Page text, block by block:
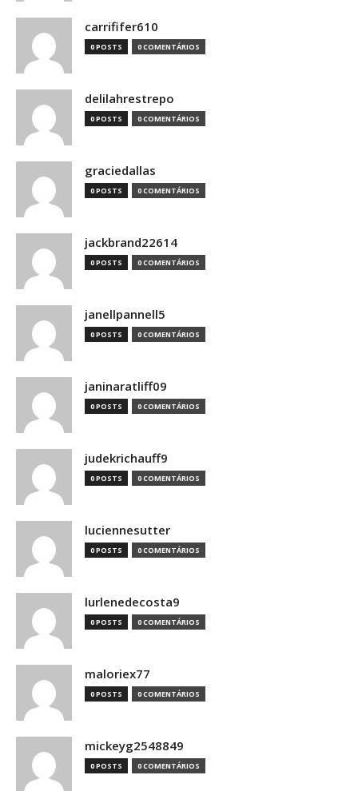
carrififer610
0 POSTS 0 COMENTÁRIOS
delilahrestrepo
0 POSTS 0 COMENTÁRIOS
graciedallas
0 POSTS 0 COMENTÁRIOS
jackbrand22614
0 POSTS 0 COMENTÁRIOS
janellpannell5
0 POSTS 0 COMENTÁRIOS
janinaratliff09
0 POSTS 0 COMENTÁRIOS
judekrichauff9
0 POSTS 0 COMENTÁRIOS
luciennesutter
0 POSTS 0 COMENTÁRIOS
lurlenedecosta9
0 POSTS 0 COMENTÁRIOS
maloriex77
0 POSTS 0 COMENTÁRIOS
mickeyg2548849
0 POSTS 0 COMENTÁRIOS